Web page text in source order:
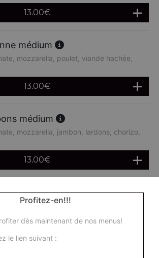
13.00€
médium
mozzarella, poulet, viande hachée,
13.00€
médium
mozzarella, jambon, lardons, chorizo,
13.00€
médium
mozzarella, viande hachée, oeuf
13.00€
Profitez-en!!!
dès maintenant de nos menus!
le lien suivant :